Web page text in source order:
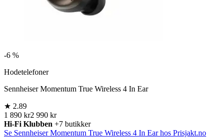
-6 %
Hodetelefoner
Sennheiser Momentum True Wireless 4 In Ear
★ 2.89
1 890 kr2 990 kr
Hi-Fi Klubben +7 butikker
Se Sennheiser Momentum True Wireless 4 In Ear hos Prisjakt.no